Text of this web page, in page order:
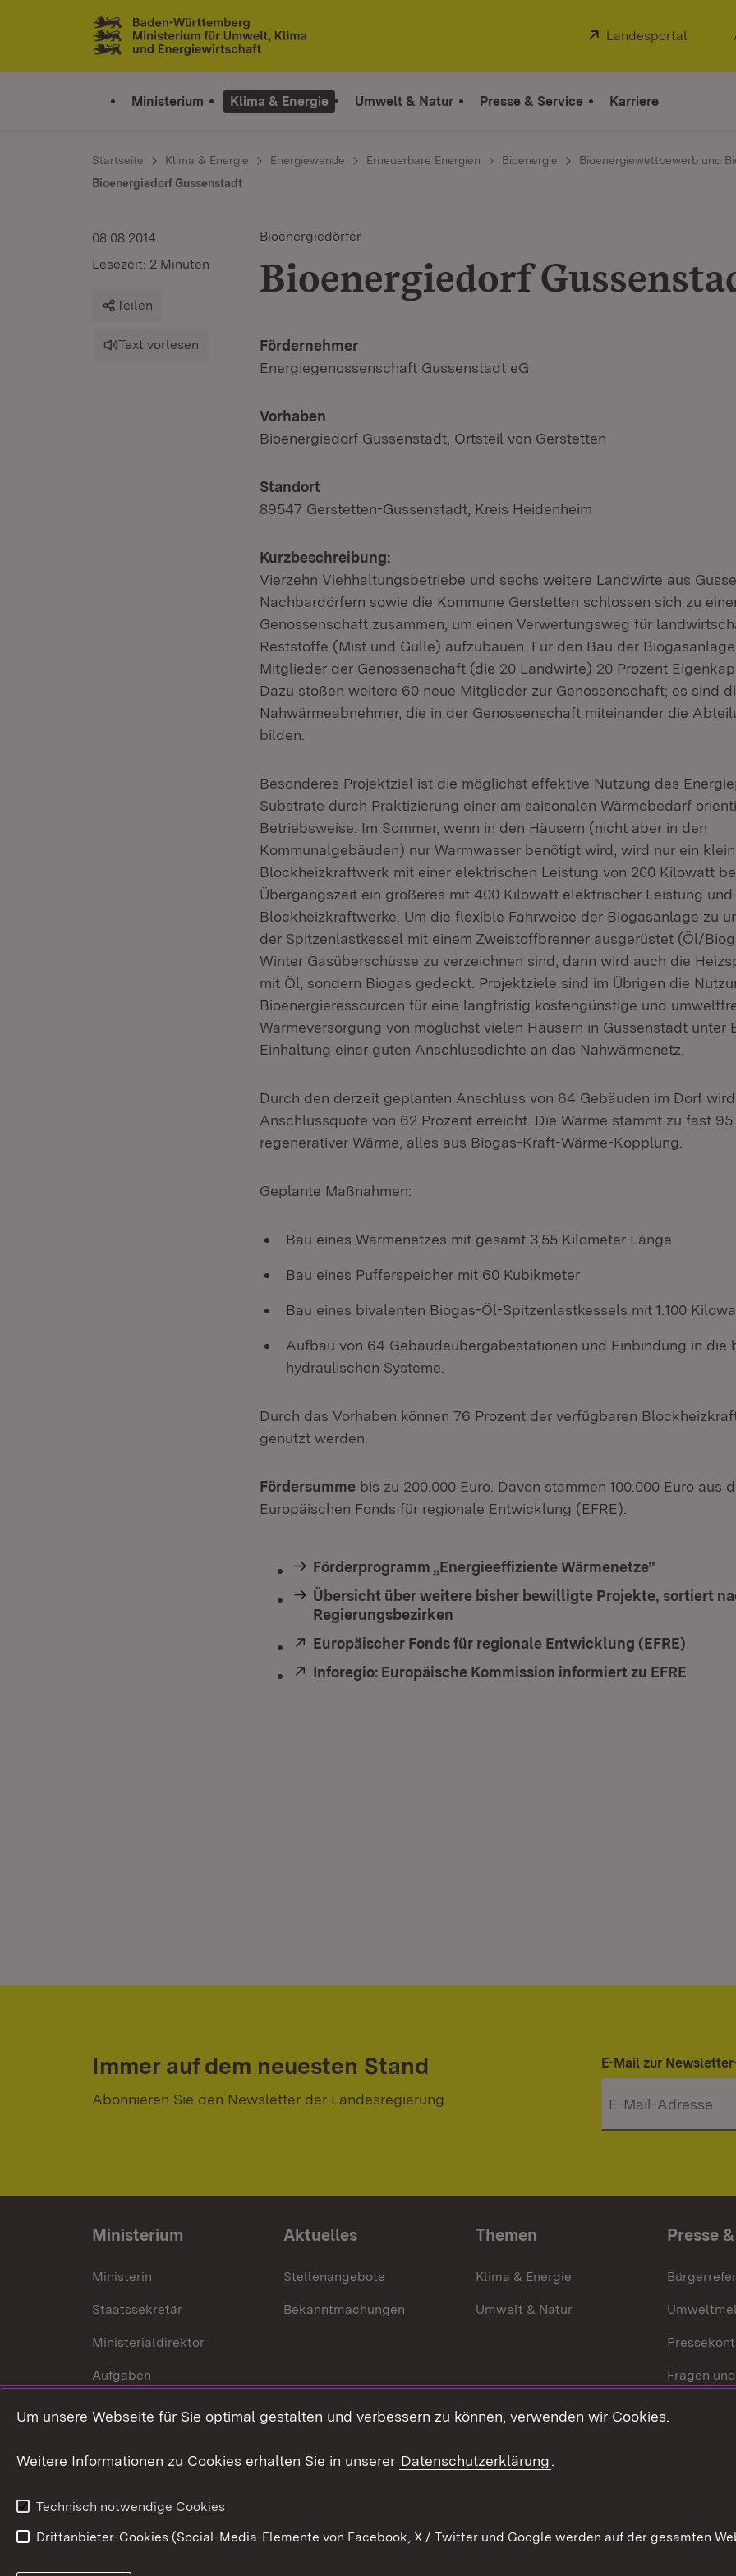
Zum Inhalt springen
Link zur Startseite
Extern:
Landesportal
Ministerium Klima & Energie Umwelt & Natur Presse & Service Karriere
Startseite Klima & Energie Energiewende Erneuerbare Energien Bioenergie Bioenergiewettbewerb und
Bioenergiedorf Gussenstadt
Bioenergiedörfer
Bioenergiedorf
08.08.2014
Lesezeit: 2 Minuten
Teilen
Text vorlesen
Fördernehmer
Energiegenossenschaft Gussenstadt eG
Vorhaben
Bioenergiedorf Gussenstadt, Ortsteil von Gerstetten
Standort
89547 Gerstetten-Gussenstadt, Kreis Heidenheim
Kurzbeschreibung:
Vierzehn Viehhaltungsbetriebe und sechs weitere Landwirte aus
Nachbardörfern sowie die Kommune Gerstetten schlossen sich zu
Genossenschaft zusammen, um einen Verwertungsweg für
Reststoffe (Mist und Gülle) aufzubauen. Für den Bau der
Mitglieder der Genossenschaft (die 20 Landwirte) 20 Prozent
Dazu stoßen weitere 60 neue Mitglieder zur Genossenschaft; es sind
Nahwärmeabnehmer, die in der Genossenschaft miteinander die
bilden.
Besonderes Projektziel ist die möglichst effektive Nutzung des
Substrate durch Praktizierung einer am saisonalen Wärmebedarf
Betriebsweise. Im Sommer, wenn in den Häusern (nicht aber in den
Kommunalgebäuden) nur Warmwasser benötigt wird, wird nur ein
Blockheizkraftwerk mit einer elektrischen Leistung von 200 Kilowatt
Übergangszeit ein größeres mit 400 Kilowatt elektrischer Leistung
Blockheizkraftwerke. Um die flexible Fahrweise der Biogasanlage zu
der Spitzenlastkessel mit einem Zweistoffbrenner ausgerüstet (Öl/
Winter Gasüberschüsse zu verzeichnen sind, dann wird auch die
mit Öl, sondern Biogas gedeckt. Projektziele sind im Übrigen die
Bioenergieressourcen für eine langfristig kostengünstige und
Wärmeversorgung von möglichst vielen Häusern in Gussenstadt unter
Einhaltung einer guten Anschlussdichte an das Nahwärmenetz.
Durch den derzeit geplanten Anschluss von 64 Gebäuden im Dorf
Anschlussquote von 62 Prozent erreicht. Die Wärme stammt zu fast 95
regenerativer Wärme, alles aus Biogas-Kraft-Wärme-Kopplung.
Geplante Maßnahmen:
Bau eines Wärmenetzes mit gesamt 3,55 Kilometer Länge
Bau eines Pufferspeicher mit 60 Kubikmeter
Bau eines bivalenten Biogas-Öl-Spitzenlastkessels mit 1.100
Aufbau von 64 Gebäudeübergabestationen und Einbindung in die
hydraulischen Systeme.
Durch das Vorhaben können 76 Prozent der verfügbaren
genutzt werden.
Fördersumme bis zu 200.000 Euro. Davon stammen 100.000 Euro aus
Europäischen Fonds für regionale Entwicklung (EFRE).
Förderprogramm „Energieeffiziente Wärmenetze”
Übersicht über weitere bisher bewilligte Projekte, sortiert
Regierungsbezirken
Extern:
Europäischer Fonds für regionale Entwicklung (EFRE)
Extern:
Inforegio: Europäische Kommission informiert zu EFRE
Immer auf dem neuesten Stand
Abonnieren Sie den Newsletter der Landesregierung.
E-Mail zur
Ministerium
Ministerin
Staatssekretär
Ministerialdirektor
Aufgaben
Internationale
Aktuelles
Stellenangebote
Bekanntmachungen
Themen
Klima & Energie
Umwelt & Natur
Presse
Fragen
Um unsere Webseite für Sie optimal gestalten und verbessern zu können, verwenden wir Cookies.
Weitere Informationen zu Cookies erhalten Sie in unserer Datenschutzerklärung.
Technisch notwendige Cookies
Drittanbieter-Cookies (Social-Media-Elemente von Facebook, X / Twitter und Google werden auf der gesamten